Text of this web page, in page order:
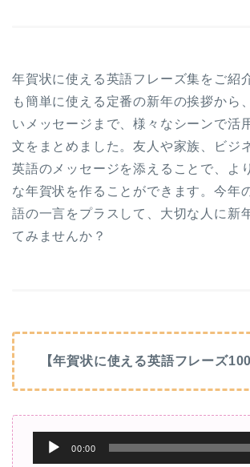
年賀状に使える英語フレーズ集をご紹
も簡単に使える定番の新年の挨拶から
いメッセージまで、様々なシーンで活
文をまとめました。友人や家族、ビジ
英語のメッセージを添えることで、よ
な年賀状を作ることができます。今年
語の一言をプラスして、大切な人に新
てみませんか？
【年賀状に使える英語フレーズ
声
00:00